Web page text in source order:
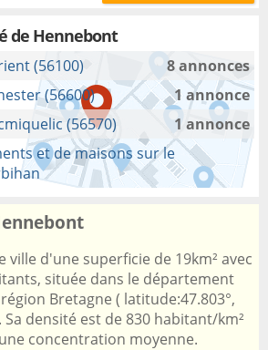
de Hennebont
(56100)
8 annonces
(56600)
1 annonce
(56570)
1 annonce
et de maisons sur le
ville d'une superficie de 19km² avec
située dans le département
Bretagne ( latitude:47.803°,
Sa densité est de 830 habitant/km²
concentration moyenne.